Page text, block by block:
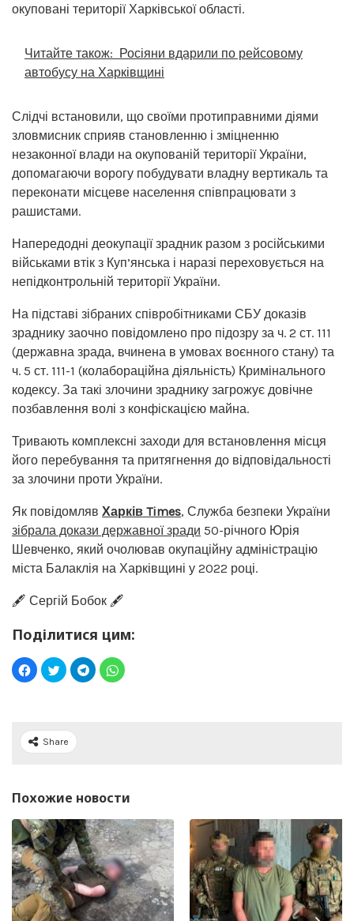
окуповані території Харківської області.
Читайте також: Росіяни вдарили по рейсовому
автобусу на Харківщині
Слідчі встановили, що своїми протиправними діями
зловмисник сприяв становленню і зміцненню
незаконної влади на окупованій території України,
допомагаючи ворогу побудувати владну вертикаль та
переконати місцеве населення співпрацювати з
рашистами.
Напередодні деокупації зрадник разом з російськими
військами втік з Куп’янська і наразі переховується на
непідконтрольній території України.
На підставі зібраних співробітниками СБУ доказів
зраднику заочно повідомлено про підозру за ч. 2 ст. 111
(державна зрада, вчинена в умовах воєнного стану) та
ч. 5 ст. 111-1 (колабораційна діяльність) Кримінального
кодексу. За такі злочини зраднику загрожує довічне
позбавлення волі з конфіскацією майна.
Тривають комплексні заходи для встановлення місця
його перебування та притягнення до відповідальності
за злочини проти України.
Як повідомляв Харків Times, Служба безпеки України
зібрала докази державної зради 50-річного Юрія
Шевченко, який очолював окупаційну адміністрацію
міста Балаклія на Харківщині у 2022 році.
🖋️ Сергій Бобок 🖋️
Поділитися цим:
Share
Похожие новости